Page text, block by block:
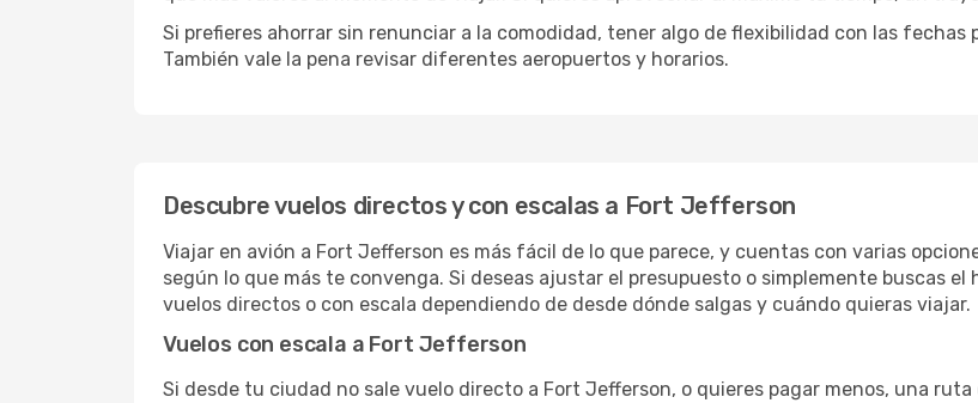
Si prefieres ahorrar sin renunciar a la comodidad, tener algo de flexibilidad con las fechas
También vale la pena revisar diferentes aeropuertos y horarios.
Descubre vuelos directos y con escalas a Fort Jefferson
Viajar en avión a Fort Jefferson es más fácil de lo que parece, y cuentas con varias
según lo que más te convenga. Si deseas ajustar el presupuesto o simplemente buscas
vuelos directos o con escala dependiendo de desde dónde salgas y cuándo quieras viajar.
Vuelos con escala a Fort Jefferson
Si desde tu ciudad no sale vuelo directo a Fort Jefferson, o quieres pagar menos, una